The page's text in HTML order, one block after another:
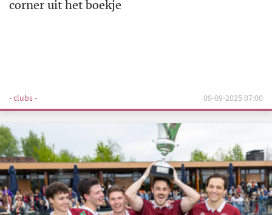
corner uit het boekje
- clubs - 09-09-2025 07:00